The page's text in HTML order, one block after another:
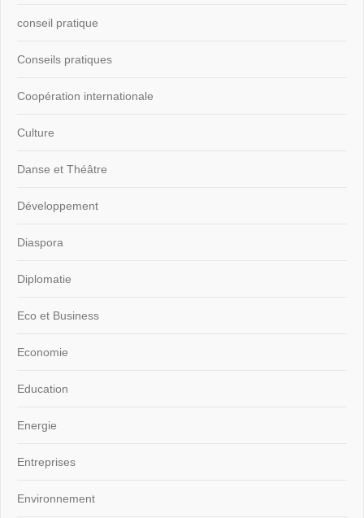
conseil pratique
Conseils pratiques
Coopération internationale
Culture
Danse et Théâtre
Développement
Diaspora
Diplomatie
Eco et Business
Economie
Education
Energie
Entreprises
Environnement